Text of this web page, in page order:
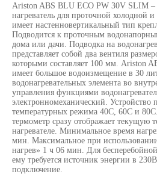
Ariston ABS BLU ECO PW 30V SLIM
нагреватель для проточной холодной
имеет настенновертикальный тип
Подводится к проточным
дома или дачи. Подводка на
представляет собой два вентиля
которыми составляет 100 мм. Ariston
имеет большое водоизмещение в 30
водонагревательных элемента во
управления функциями
электронномеханический. Устройство
температурных режима 40С, 60С и
термометр сразу отображает текущую
нагревателе. Минимальное время
мин. Максимальное при
нагрев» 1 ч 06 мин. Для
ему требуется источник энергии в
подключение.